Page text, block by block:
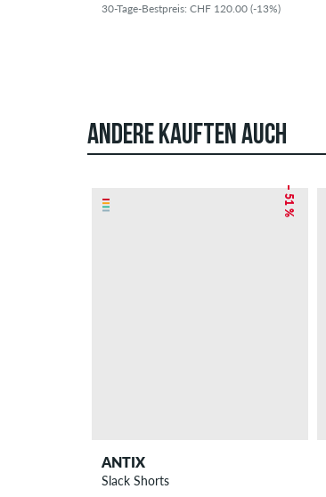
30-Tage-Bestpreis: CHF 120.00 (-13%)
ANDERE KAUFTEN AUCH
– 51 %
ANTIX
Slack Shorts